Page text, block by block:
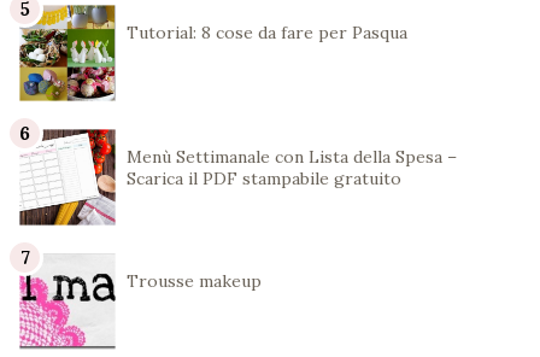
Tutorial: 8 cose da fare per Pasqua
Menù Settimanale con Lista della Spesa –
Scarica il PDF stampabile gratuito
Trousse makeup